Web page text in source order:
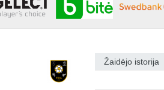
Žaidėjo istorija